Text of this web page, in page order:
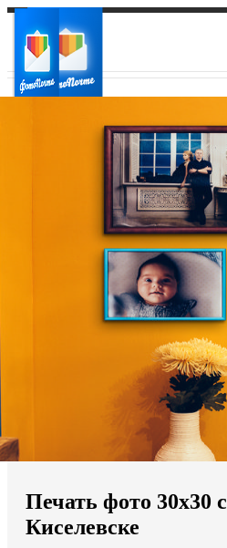
Ваш регион доставки
Выберите из списка:
Мы доставляем по всему миру
Продолжить без города
Печать фото 30х30
Киселевске